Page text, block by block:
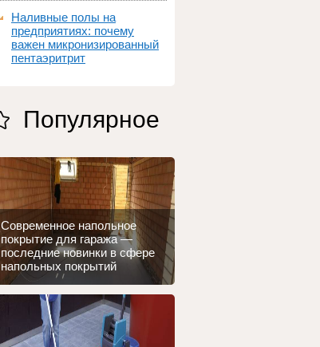
Наливные полы на
предприятиях: почему
важен микронизированный
пентаэритрит
Популярное
Современное напольное
покрытие для гаража —
последние новинки в сфере
напольных покрытий